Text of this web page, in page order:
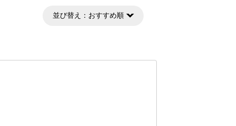
並び替え： おすすめ順